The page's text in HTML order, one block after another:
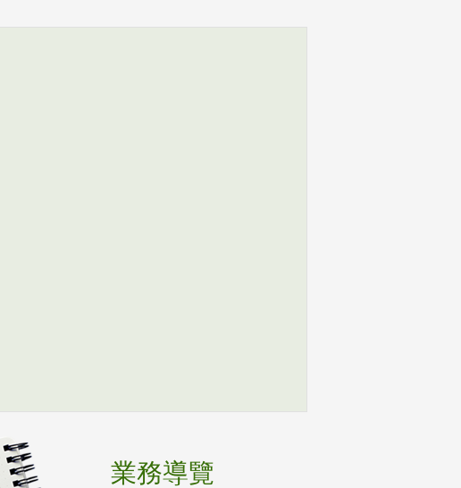
業務導覽